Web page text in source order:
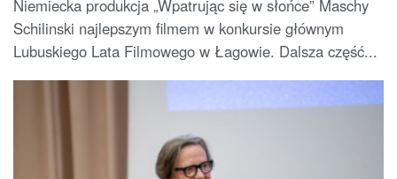
Niemiecka produkcja „Wpatrując się w słońce” Maschy
Schilinski najlepszym filmem w konkursie głównym
Lubuskiego Lata Filmowego w Łagowie. Dalsza część...